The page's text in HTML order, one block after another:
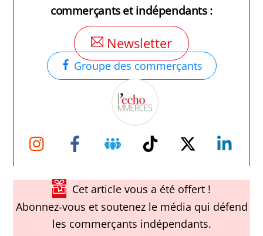
commerçants et indépendants :
Newsletter
Groupe des commerçants
Instagram Facebook Groupe
Facebook
TikTok Twitter
Cet article vous a été offert !
Abonnez-vous et soutenez le média qui défend
les commerçants indépendants.